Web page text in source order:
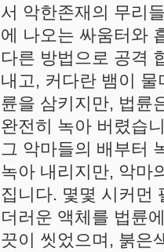
서 악한존재의 무리
에 나오는 싸움터와
다른 방법으로 공격
내고, 커다란 뱀이
륜을 삼키지만, 법륜
완전히 녹아 버렸습
그 악마들의 배부터
녹아 내리지만, 악마
집니다. 몇몇 시커먼
더러운 액체를 법륜
끗이 씻었으며, 붉은